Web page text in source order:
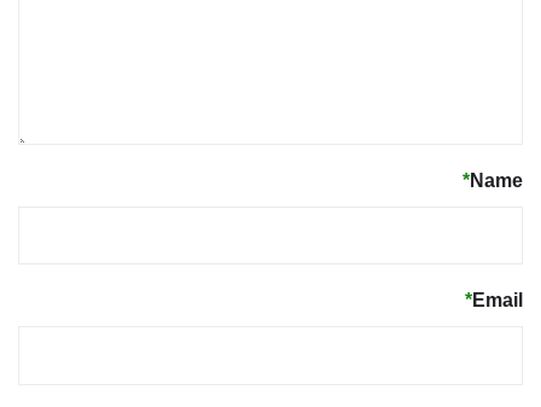
Name
*
Email
*